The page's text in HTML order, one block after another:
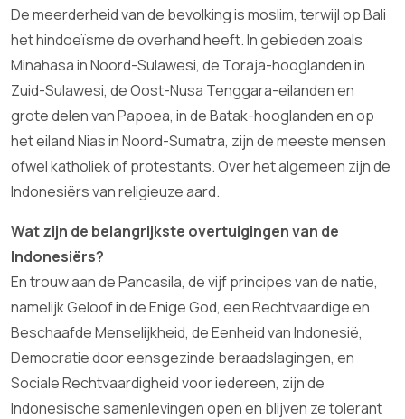
De meerderheid van de bevolking is moslim, terwijl op Bali
het hindoeïsme de overhand heeft. In gebieden zoals
Minahasa in Noord-Sulawesi, de Toraja-hooglanden in
Zuid-Sulawesi, de Oost-Nusa Tenggara-eilanden en
grote delen van Papoea, in de Batak-hooglanden en op
het eiland Nias in Noord-Sumatra, zijn de meeste mensen
ofwel katholiek of protestants. Over het algemeen zijn de
Indonesiërs van religieuze aard.
Wat zijn de belangrijkste overtuigingen van de
Indonesiërs?
En trouw aan de Pancasila, de vijf principes van de natie,
namelijk Geloof in de Enige God, een Rechtvaardige en
Beschaafde Menselijkheid, de Eenheid van Indonesië,
Democratie door eensgezinde beraadslagingen, en
Sociale Rechtvaardigheid voor iedereen, zijn de
Indonesische samenlevingen open en blijven ze tolerant